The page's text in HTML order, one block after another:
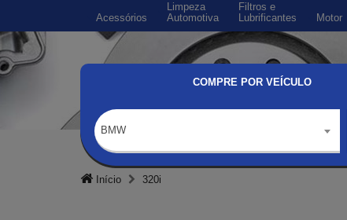
Acessórios
Limpeza
Automotiva
Filtros e
Lubrificantes
Motor
COMPRE POR VEÍCULO
BMW
Início 320i